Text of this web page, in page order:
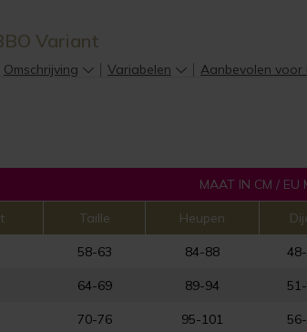
Variant
Omschrijving Variabelen Aanbevolen voor
MAAT IN CM / EU
Taille Heupen
58-63 84-88
64-69 89-94
70-76 95-101